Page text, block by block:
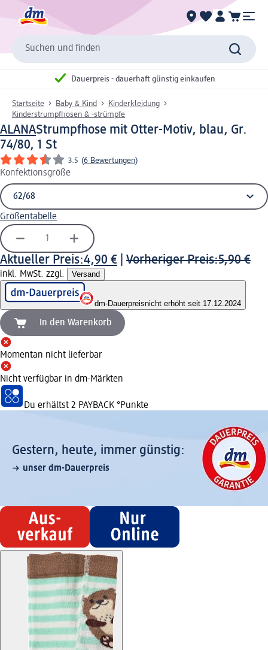
Suchen und finden
Dauerpreis - dauerhaft günstig einkaufen
Startseite Baby & Kind
Kinderkleidung
Kinderstrumpfhosen & -strümpfe
ALANAStrumpfhose mit Otter-Motiv, blau, Gr.
74/80, 1 St
3.5 (6 Bewertungen)
Konfektionsgröße
Größentabelle
Aktueller Preis:4,90 € Vorheriger Preis:5,90 €
inkl. MwSt. zzgl. Versand
dm-Dauerpreisnicht erhöht seit 17.12.2024
In den Warenkorb
Momentan nicht lieferbar
Nicht verfügbar in dm-Märkten
Du erhältst 2 PAYBACK °Punkte
Gestern, heute, immer günstig:
unser dm-Dauerpreis